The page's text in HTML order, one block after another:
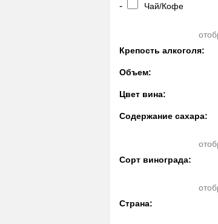
- Чай/Кофе
Крепость алкоголя:
Объем:
Цвет вина:
Содержание сахара:
Сорт винограда:
Страна: